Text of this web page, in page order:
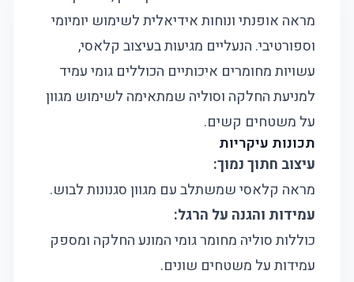
מראה אופנתי ונוחות אידיאלית לשימוש יומיומי
וספורטיבי. הנעליים מגיעות בעיצוב קלאסי,
עשויות מחומרים איכותיים הכוללים גומי עמיד
למניעת החלקה וסוליה שמתאימה לשימוש מגוון
על משטחים קשים.
תכונות עיקריות
עיצוב חתוך נמוך:
מראה קלאסי שמשתלב עם מגוון סגנונות לבוש.
עמידות והגנה על הרגל:
כוללות סוליה מחומר גומי המונע החלקה ומספק
עמידות על משטחים שונים.